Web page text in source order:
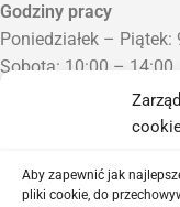
Aby zapewnić jak
pliki cookie, do
Godziny pracy
Poniedziałek –
Sobota: 10:00 – 14:00
Niedziela: Zamknięte
Punkt Odbioru
Proszę o